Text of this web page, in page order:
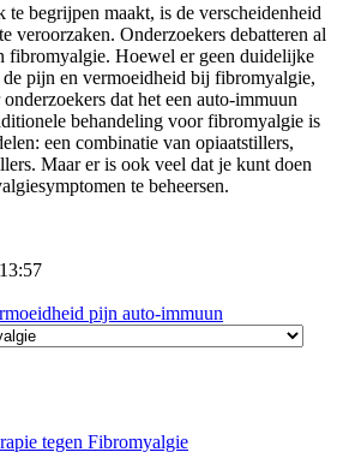
begrijpen maakt, is de verscheidenheid
veroorzaken. Onderzoekers debatteren al
fibromyalgie. Hoewel er geen duidelijke
pijn en vermoeidheid bij fibromyalgie,
dat het een auto-immuun
behandeling voor fibromyalgie is
een combinatie van opiaatstillers,
Maar er is ook veel dat je kunt doen
te beheersen.
pijn auto-immuun
tegen Fibromyalgie